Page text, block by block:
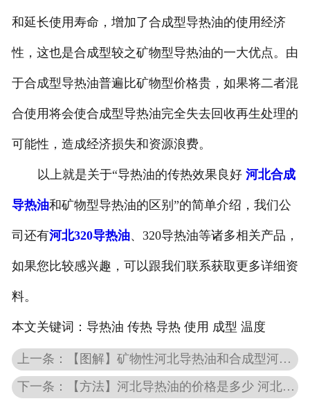
和延长使用寿命，增加了合成型导热油的使用经济
性，这也是合成型较之矿物型导热油的一大优点。由
于合成型导热油普遍比矿物型价格贵，如果将二者混
合使用将会使合成型导热油完全失去回收再生处理的
可能性，造成经济损失和资源浪费。
以上就是关于“导热油的传热效果良好 河北合成
导热油和矿物型导热油的区别”的简单介绍，我们公
司还有河北320导热油、320导热油等诸多相关产品，
如果您比较感兴趣，可以跟我们联系获取更多详细资
料。
本文关键词： 导热油 传热 导热 使用 成型 温度
上一条：【图解】矿物性河北导热油和合成型河北导热油的区别 合成型河北导热油的优势
下一条：【方法】河北导热油的价格是多少 河北合成型河北导热油具有可控性